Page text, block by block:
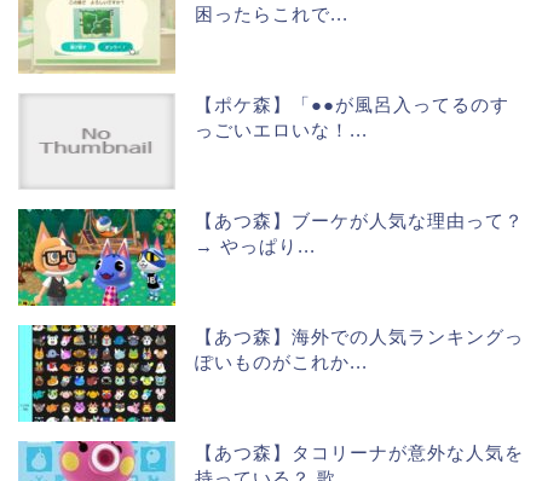
困ったらこれで...
【ポケ森】「●●が風呂入ってるのす
っごいエロいな！...
【あつ森】ブーケが人気な理由って？
→ やっぱり...
【あつ森】海外での人気ランキングっ
ぽいものがこれか...
【あつ森】タコリーナが意外な人気を